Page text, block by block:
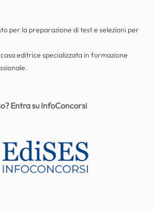
per la preparazione di test e selezioni per
editrice specializzata in formazione
Entra su InfoConcorsi